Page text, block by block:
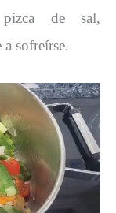
pizca de sal,
sofreírse.